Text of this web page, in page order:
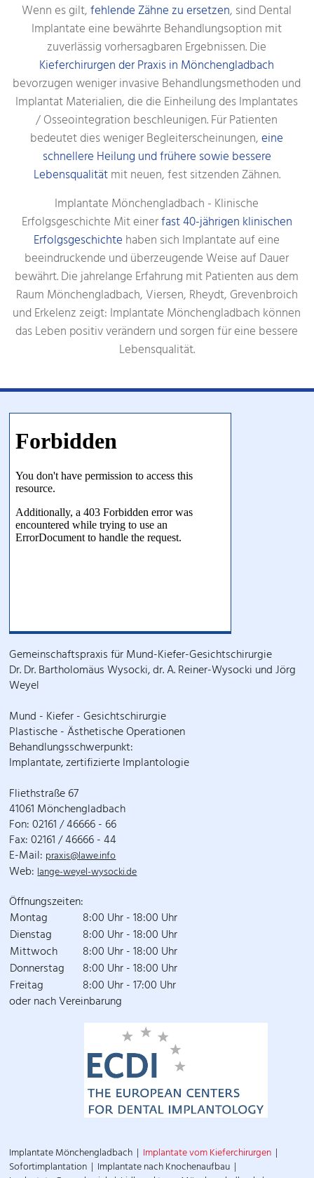
Wenn es gilt,fehlende Zähne zu ersetzen, sind Dental
Implantate eine bewährte Behandlungsoption mit
zuverlässig vorhersagbaren Ergebnissen. Die
Kieferchirurgen der Praxis in Mönchengladbach
bevorzugen weniger invasive Behandlungsmethoden und
Implantat Materialien, die die Einheilung des Implantates
/ Osseointegration beschleunigen. Für Patienten
bedeutet dies weniger Begleiterscheinungen,eine
schnellere Heilung und frühere sowie bessere
Lebensqualitätmit neuen, fest sitzenden Zähnen.
Implantate Mönchengladbach - Klinische
Erfolgsgeschichte Mit einerfast 40-jährigen klinischen
Erfolgsgeschichtehaben sich Implantate auf eine
beeindruckende und überzeugende Weise auf Dauer
bewährt. Die jahrelange Erfahrung mit Patienten aus dem
Raum Mönchengladbach, Viersen, Rheydt, Grevenbroich
und Erkelenz zeigt: Implantate Mönchengladbach können
das Leben positiv verändern und sorgen für eine bessere
Lebensqualität.
Gemeinschaftspraxis für Mund-Kiefer-Gesichtschirurgie
Dr. Dr. Bartholomäus Wysocki, dr. A. Reiner-Wysocki und Jörg
Weyel
Mund - Kiefer - Gesichtschirurgie
Plastische - Ästhetische Operationen
Behandlungsschwerpunkt:
Implantate, zertifizierte Implantologie
Fliethstraße 67
41061 Mönchengladbach
Fon: 02161 / 46666 - 66
Fax: 02161 / 46666 - 44
E-Mail: praxis@lawe.info
Web:lange-weyel-wysocki.de
Öffnungszeiten:
Montag
8:00 Uhr - 18:00 Uhr
Dienstag
8:00 Uhr - 18:00 Uhr
Mittwoch
8:00 Uhr - 18:00 Uhr
Donnerstag 8:00 Uhr - 18:00 Uhr
Freitag
8:00 Uhr - 17:00 Uhr
oder nach Vereinbarung
Implantate Mönchengladbach Implantate vom Kieferchirurgen
Sofortimplantation Implantate nach Knochenaufbau